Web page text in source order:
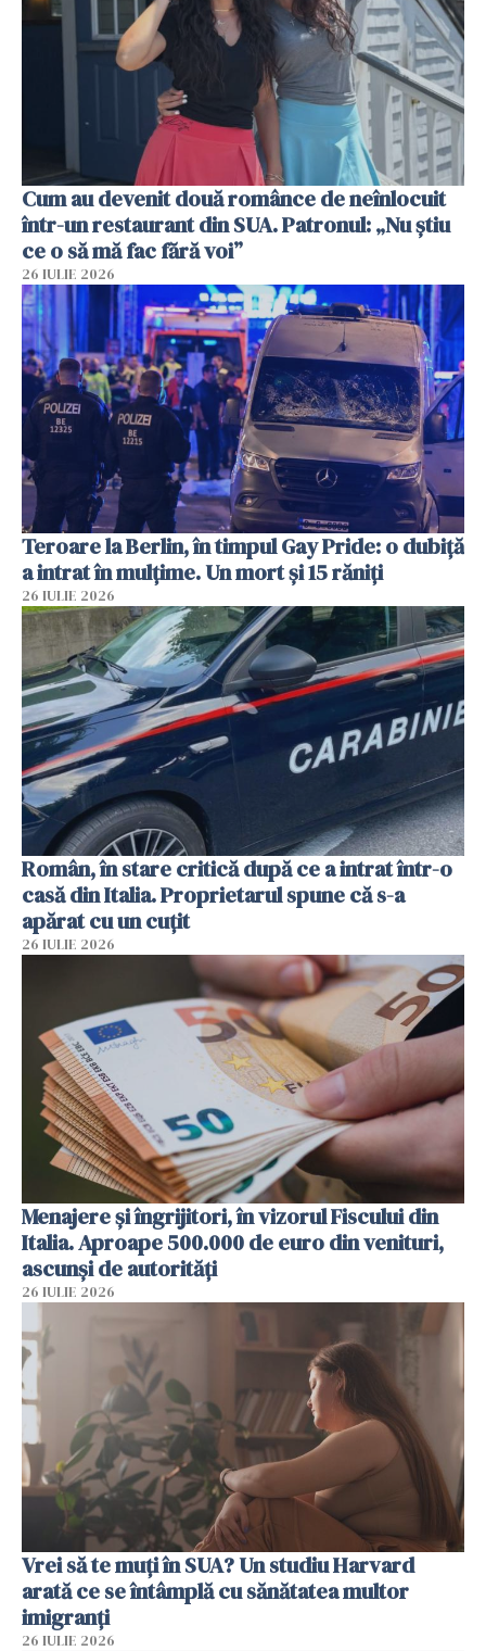
Cum au devenit două românce de neînlocuit
într-un restaurant din SUA. Patronul: „Nu știu
ce o să mă fac fără voi”
26 IULIE 2026
Teroare la Berlin, în timpul Gay Pride: o dubiță
a intrat în mulțime. Un mort și 15 răniți
26 IULIE 2026
Român, în stare critică după ce a intrat într-o
casă din Italia. Proprietarul spune că s-a
apărat cu un cuțit
26 IULIE 2026
Menajere și îngrijitori, în vizorul Fiscului din
Italia. Aproape 500.000 de euro din venituri,
ascunși de autorități
26 IULIE 2026
Vrei să te muți în SUA? Un studiu Harvard
arată ce se întâmplă cu sănătatea multor
imigranți
26 IULIE 2026